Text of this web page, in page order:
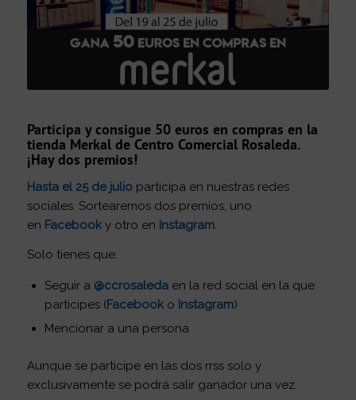
Participa y consigue 50 euros en compras en la
tienda Merkal de Centro Comercial Rosaleda.
¡Hay dos premios!
Hasta el 25 de julio participa en nuestras redes
sociales. Sortearemos dos premios, uno
en Facebooky otro en Instagram.
Solo tienes que:
Seguir a @ccrosaledaen la red social en la que
participes (Facebooko Instagram)
Mencionar a una persona
Aunque se participe en las dos rrss solo y
exclusivamente se podrá salir ganador una vez.